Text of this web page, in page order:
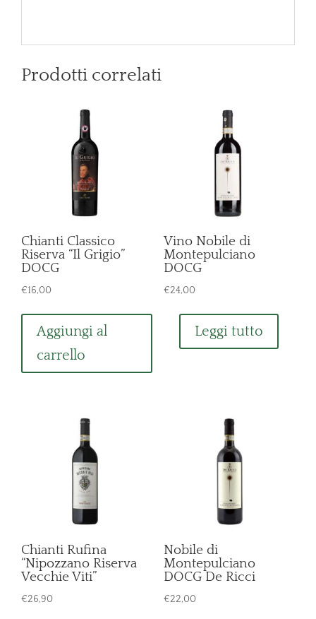
Prodotti correlati
Chianti Classico
Riserva “Il Grigio”
DOCG
€16,00
Aggiungi al
carrello
Vino Nobile di
Montepulciano
DOCG
€24,00
Leggi tutto
Chianti Rufina
“Nipozzano Riserva
Vecchie Viti”
€26,90
Nobile di
Montepulciano
DOCG De Ricci
€22,00